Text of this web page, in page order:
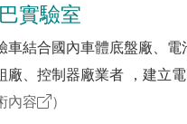
實驗室
車結合國內車體底盤廠、電
廠、控制器廠業者 ，建立
內容 ）